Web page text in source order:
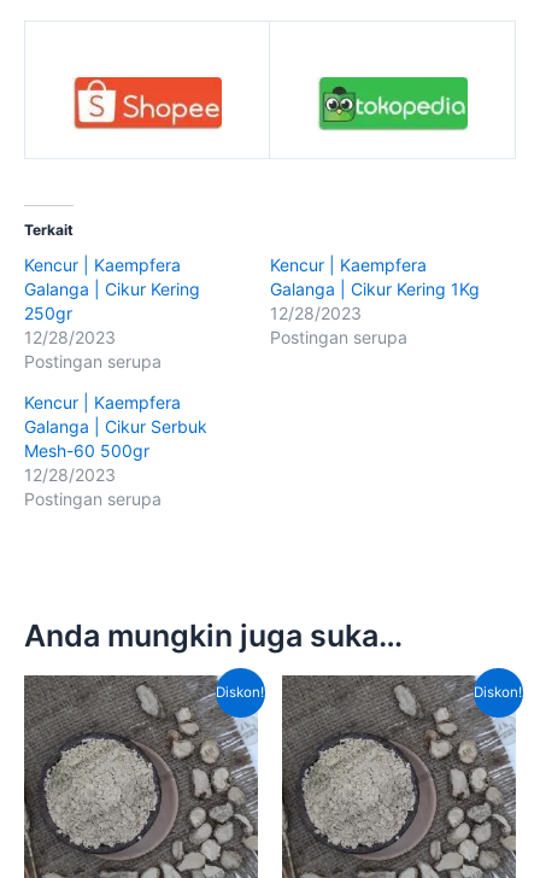
Terkait
Kencur | Kaempfera
Galanga | Cikur Kering
250gr
12/28/2023
Postingan serupa
Kencur | Kaempfera
Galanga | Cikur Kering 1Kg
12/28/2023
Postingan serupa
Kencur | Kaempfera
Galanga | Cikur Serbuk
Mesh-60 500gr
12/28/2023
Postingan serupa
Anda mungkin juga suka…
Diskon!
Harga
aslinya
adalah:
Rp240,000.00.
Harga
saat
ini
adalah:
Rp160,000.00.
Diskon!
Harga
aslinya
adalah:
Rp190,000.00.
saat
ini